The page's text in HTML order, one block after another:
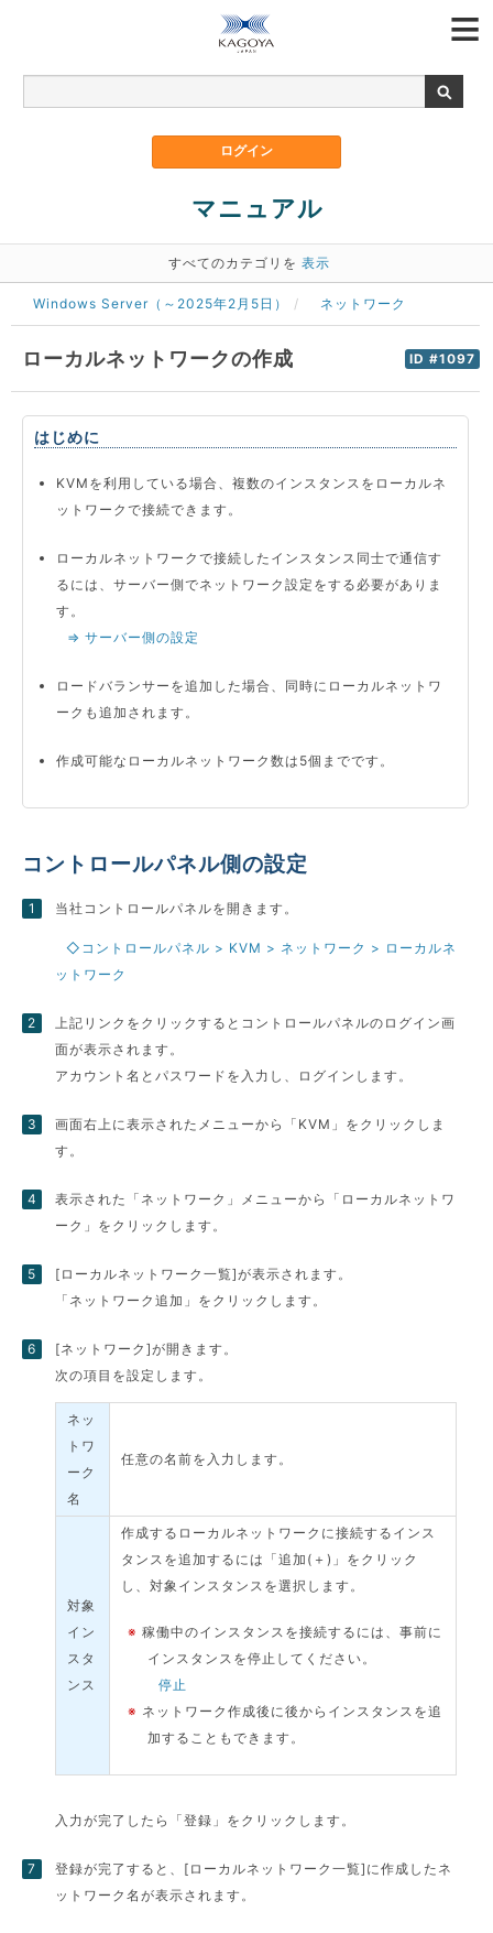
マニュアル
すべてのカテゴリを 表示
Windows Server（～2025年2月5日） ネットワーク
ID #1097
ローカルネットワークの作成
はじめに
KVMを利用している場合、複数のインスタンスをローカルネ
ットワークで接続できます。
ローカルネットワークで接続したインスタンス同士で通信す
るには、サーバー側でネットワーク設定をする必要がありま
す。
⇒ サーバー側の設定
ロードバランサーを追加した場合、同時にローカルネットワ
ークも追加されます。
作成可能なローカルネットワーク数は5個までです。
コントロールパネル側の設定
当社コントロールパネルを開きます。
◇コントロールパネル > KVM > ネットワーク > ローカルネ
ットワーク
上記リンクをクリックするとコントロールパネルのログイン画
面が表示されます。
アカウント名とパスワードを入力し、ログインします。
画面右上に表示されたメニューから「KVM」をクリックしま
す。
表示された「ネットワーク」メニューから「ローカルネットワ
ーク」をクリックします。
[ローカルネットワーク一覧]が表示されます。
「ネットワーク追加」をクリックします。
[ネットワーク]が開きます。
次の項目を設定します。
ネッ
トワ
ーク
名
任意の名前を入力します。
対象
イン
スタ
ンス
作成するローカルネットワークに接続するインス
タンスを追加するには「追加(＋)」をクリック
し、対象インスタンスを選択します。
※稼働中のインスタンスを接続するには、事前に
インスタンスを停止してください。
停止
※ ネットワーク作成後に後からインスタンスを追
加することもできます。
入力が完了したら「登録」をクリックします。
登録が完了すると、[ローカルネットワーク一覧]に作成したネ
ットワーク名が表示されます。